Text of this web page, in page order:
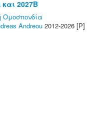
2027B
Ομοσπονδία
Andreou 2012-2026 [P]